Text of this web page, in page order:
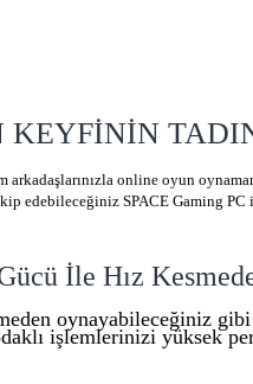
KEYFİNİN
online oyun
edebileceğiniz SPACE Gaming
İle Hız
oynayabileceğiniz
işlemlerinizi yüksek